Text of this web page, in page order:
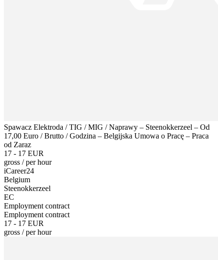
Spawacz Elektroda / TIG / MIG / Naprawy – Steenokkerzeel – Od
17,00 Euro / Brutto / Godzina – Belgijska Umowa o Pracę – Praca
od Zaraz
17 - 17 EUR
gross /per hour
iCareer24
Belgium
Steenokkerzeel
EC
Employment contract
Employment contract
17 - 17 EUR
gross /per hour